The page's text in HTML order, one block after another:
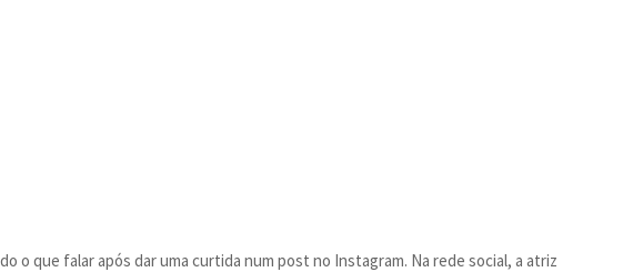
o que falar após dar uma curtida num post no Instagram. Na rede social, a atriz